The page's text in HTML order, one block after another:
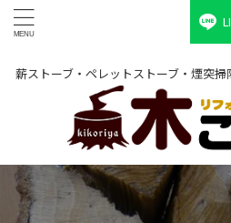
薪ストーブ・ペレットストーブ・煙突